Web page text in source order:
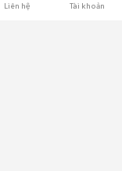
Liên hệ Tài khoản